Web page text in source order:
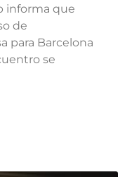
informa que
de
para Barcelona
se